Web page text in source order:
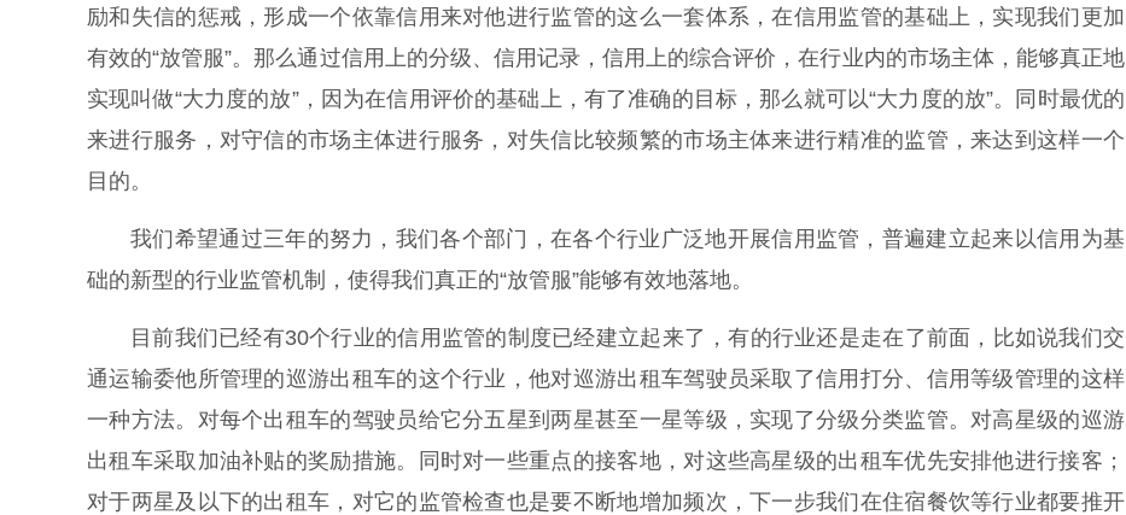
励和失信的惩戒，形成一个依靠信用来对他进行监管的这么一套体系，在信用监管的基础上，实现我们更加
有效的“放管服”。那么通过信用上的分级、信用记录，信用上的综合评价，在行业内的市场主体，能够真正地
实现叫做“大力度的放”，因为在信用评价的基础上，有了准确的目标，那么就可以“大力度的放”。同时最优的
来进行服务，对守信的市场主体进行服务，对失信比较频繁的市场主体来进行精准的监管，来达到这样一个
目的。
我们希望通过三年的努力，我们各个部门，在各个行业广泛地开展信用监管，普遍建立起来以信用为基
础的新型的行业监管机制，使得我们真正的“放管服”能够有效地落地。
目前我们已经有30个行业的信用监管的制度已经建立起来了，有的行业还是走在了前面，比如说我们交
通运输委他所管理的巡游出租车的这个行业，他对巡游出租车驾驶员采取了信用打分、信用等级管理的这样
一种方法。对每个出租车的驾驶员给它分五星到两星甚至一星等级，实现了分级分类监管。对高星级的巡游
出租车采取加油补贴的奖励措施。同时对一些重点的接客地，对这些高星级的出租车优先安排他进行接客；
对于两星及以下的出租车，对它的监管检查也是要不断地增加频次，下一步我们在住宿餐饮等行业都要推开